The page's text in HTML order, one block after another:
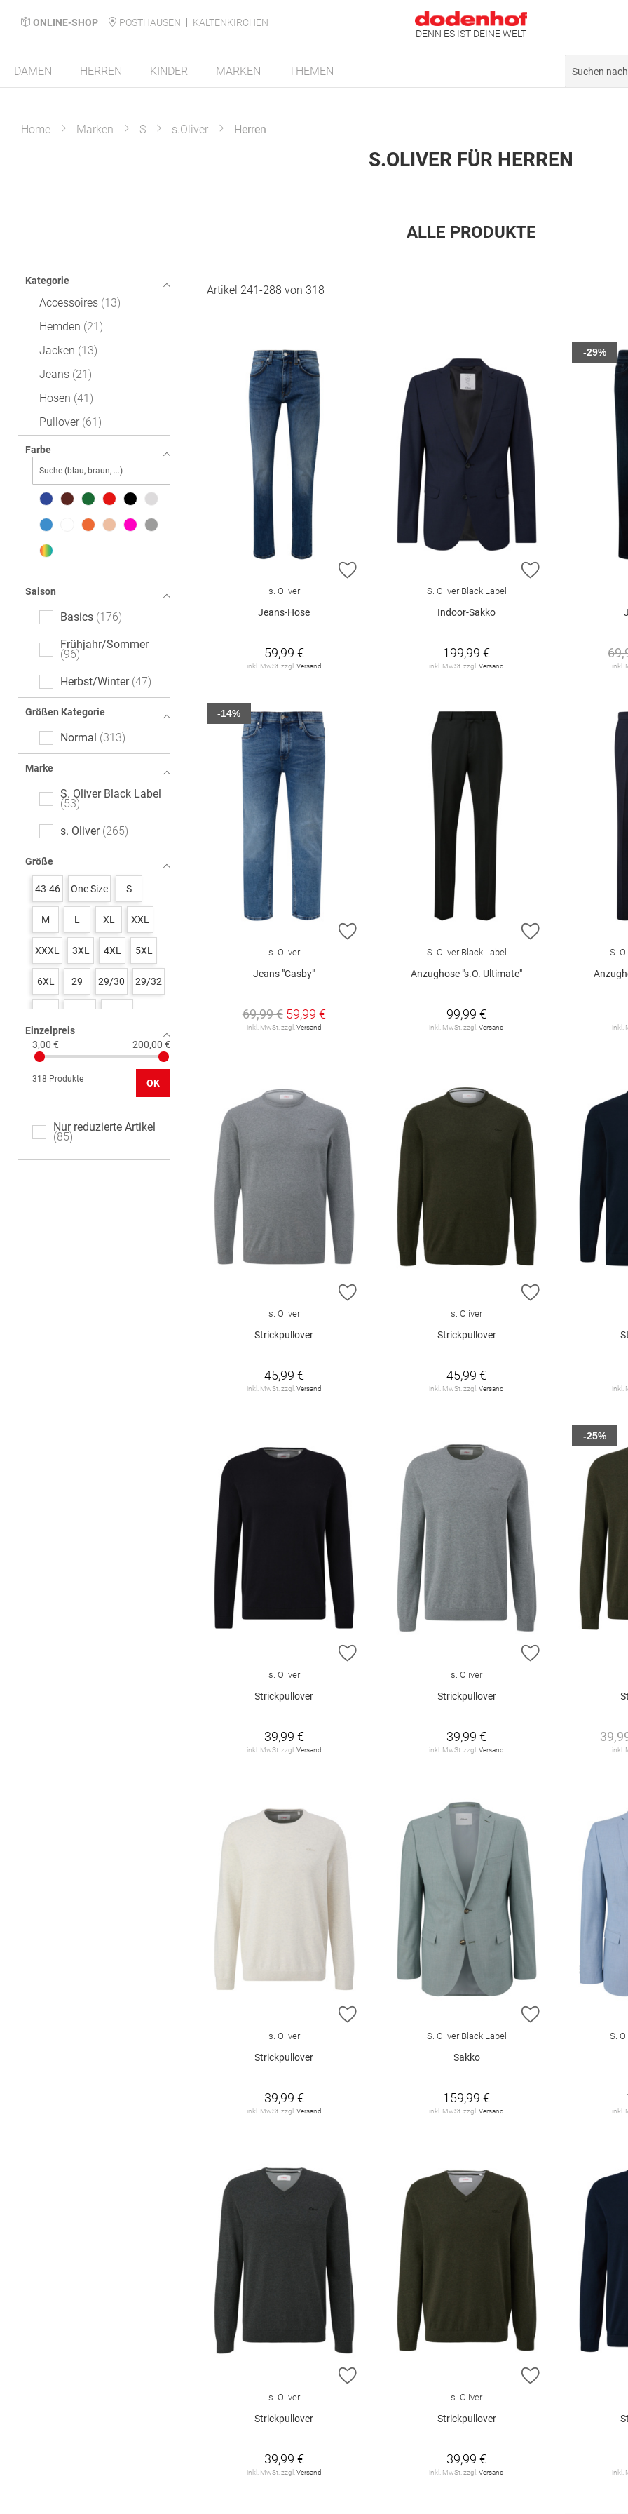
ONLINE-SHOP POSTHAUSEN
KALTENKIRCHEN
DENN ES IST DEINE WELT
DAMEN HERREN KINDER MARKEN THEMEN
Home Marken S s.Oliver Herren
S.OLIVER FÜR HERREN
ALLE PRODUKTE
Kategorie
Accessoires 13
Hemden 21
Jacken 13
Jeans 21
Hosen 41
Pullover 61
Shirts
Sakkos 13
Anzüge
25
Wäsche
20
Westen
Farbe
Saison
Basics 176
Frühjahr/Sommer
96
Herbst/Winter 47
Größen Kategorie
Normal 313
Marke
S. Oliver Black Label
53
s. Oliver 265
Größe
43-46 One Size S
M L XL XXL
XXXL 3XL 4XL 5XL
6XL 29 29/30 29/32
30/34
31/32 31/34
33/30
Einzelpreis
3,00 €
200,00 €
318 Produkte OK
Nur reduzierte Artikel
85
Artikel 241-288 von 318
ZUR WUNSCHLISTE HINZUFÜGEN
s. Oliver
Jeans-Hose
59,99 €
inkl. MwSt. zzgl. Versand
ZUR
S. Oliver Black Label
Indoor-Sakko
199,99 €
inkl. MwSt. zzgl.Versand inkl.
-29%
ZUR WUNSCHLISTE HINZUFÜGEN
s. Oliver
Jeans "Casby"
69,99 € 59,99 €
inkl. MwSt. zzgl. Versand
-14%
ZUR
S. Oliver Black Label
Anzughose "s.O. Ultimate"
99,99 €
inkl. MwSt. zzgl.Versand
S.
inkl.
ZUR WUNSCHLISTE HINZUFÜGEN
s. Oliver
Strickpullover
45,99 €
inkl. MwSt. zzgl. Versand
ZUR
s. Oliver
Strickpullover
45,99 €
inkl. MwSt. zzgl.Versand inkl.
ZUR WUNSCHLISTE HINZUFÜGEN
s. Oliver
Strickpullover
39,99 €
inkl. MwSt. zzgl. Versand
ZUR
s. Oliver
Strickpullover
39,99 €
inkl. MwSt. zzgl.Versand inkl.
-25%
ZUR WUNSCHLISTE HINZUFÜGEN
s. Oliver
Strickpullover
39,99 €
inkl. MwSt. zzgl. Versand
ZUR
S. Oliver Black Label
Sakko
159,99 €
inkl. MwSt. zzgl.Versand
S.
inkl.
ZUR WUNSCHLISTE HINZUFÜGEN
s. Oliver
Strickpullover
39,99 €
inkl. MwSt. zzgl. Versand
ZUR
s. Oliver
Strickpullover
39,99 €
inkl. MwSt. zzgl.Versand inkl.